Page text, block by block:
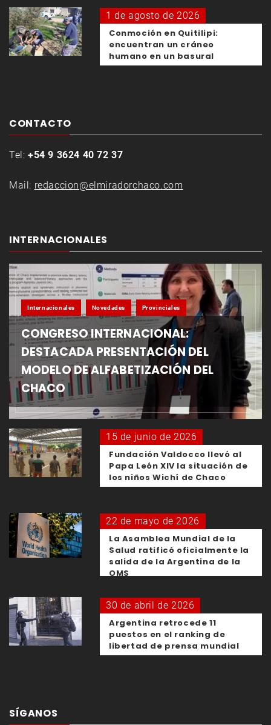
1 de agosto de 2026
Conmoción en Quitilipi:
encuentran un cráneo
humano en un basural
CONTACTO
Tel: +54 9 3624 40 72 37
Mail: redaccion@elmiradorchaco.com
INTERNACIONALES
Internacionales Novedades Provinciales
CONGRESO INTERNACIONAL:
DESTACADA PRESENTACIÓN DEL
MODELO DE ALFABETIZACIÓN DEL
CHACO
15 de junio de 2026
Fundación Valdocco llevó al
Papa León XIV la situación de
los niños Wichí de Chaco
22 de mayo de 2026
La Asamblea Mundial de la
Salud ratificó oficialmente la
salida de la Argentina de la
OMS
30 de abril de 2026
Argentina retrocede 11
puestos en el ranking de
libertad de prensa mundial
SÍGANOS